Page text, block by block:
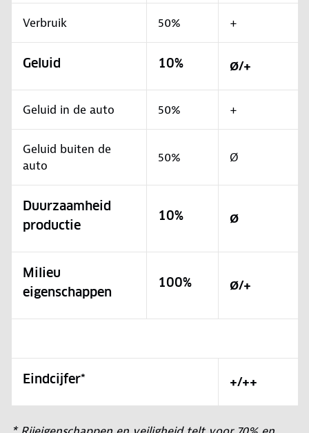
Verbruik 50% +
Geluid 10% Ø/+
Geluid in de auto 50% +
Geluid buiten de
auto
50% Ø
Duurzaamheid
productie
10% Ø
Milieu
eigenschappen
100% Ø/+
Eindcijfer* +/++